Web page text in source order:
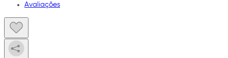
Avaliações